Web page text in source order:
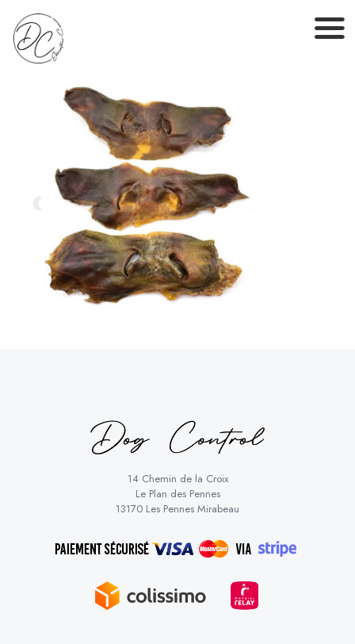
14 Chemin de la Croix
Le Plan des Pennes
13170 Les Pennes Mirabeau